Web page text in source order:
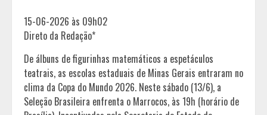
15-06-2026 às 09h02
Direto da Redação*
De álbuns de figurinhas matemáticos a espetáculos
teatrais, as escolas estaduais de Minas Gerais entraram no
clima da Copa do Mundo 2026. Neste sábado (13/6), a
Seleção Brasileira enfrenta o Marrocos, às 19h (horário de